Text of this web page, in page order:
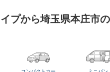
プから埼玉県本庄市